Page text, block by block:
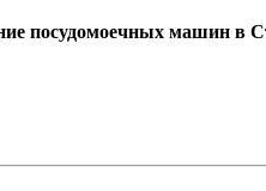
посудомоечных машин в